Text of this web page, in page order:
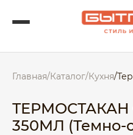
Главная/Каталог/Кухня/
350МЛ (Темно-